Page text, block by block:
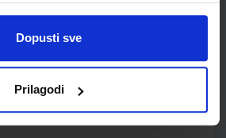
Dopusti sve
Prilagodi
d.o.o. Registarski broj ministarstva:7481
CIJENA: 22,50 €